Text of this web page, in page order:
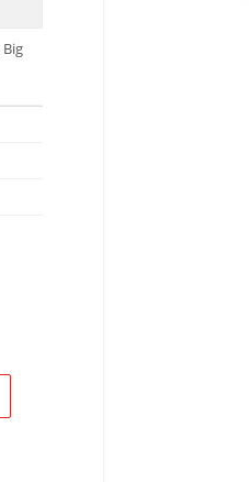
Big